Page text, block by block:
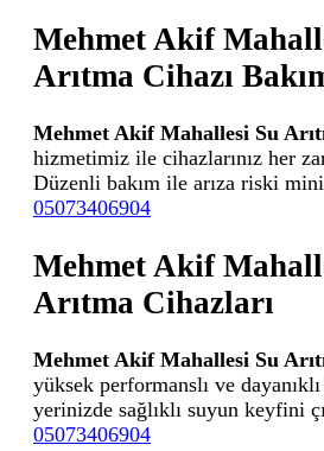
Mehmet Akif
Arıtma Cihazı
Mehmet Akif Mahallesi Su
hizmetimiz ile cihazlarınız her
Düzenli bakım ile arıza riski
05073406904
Mehmet Akif
Arıtma Cihazları
Mehmet Akif Mahallesi Su
yüksek performanslı ve
yerinizde sağlıklı suyun keyfini
05073406904